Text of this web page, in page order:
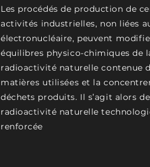
Les procédés de production de
activités industrielles, non liées
électronucléaire, peuvent
équilibres physico-chimiques de
radioactivité naturelle contenue
matières utilisées et la
déchets produits. Il s’agit alors de
radioactivité naturelle
renforcée